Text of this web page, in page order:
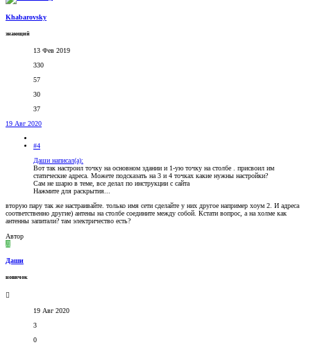
Khabarovsky
знающий
13 Фев 2019
330
57
30
37
19 Авг 2020
#4
Даши написал(а):
Вот так настроил точку на основном здании и 1-ую точку на столбе . присвоил им
статические адреса. Можете подсказать на 3 и 4 точках какие нужны настройки?
Сам не шарю в теме, все делал по инструкции с сайта
Нажмите для раскрытия...
вторую пару так же настраивайте. только имя сети сделайте у них другое например хоум 2. И адреса
соответственно другие) антены на столбе соедините между собой. Кстати вопрос, а на холме как
антенны запитали? там электричество есть?
Автор
Д
Даши
новичок
19 Авг 2020
3
0